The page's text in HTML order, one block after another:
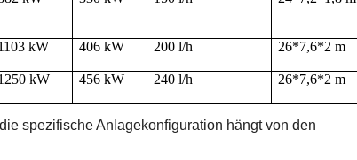
kW 406 kW 200 l/h 26*7,6*2 m
kW 456 kW 240 l/h 26*7,6*2 m
spezifische Anlagekonfiguration hängt von den